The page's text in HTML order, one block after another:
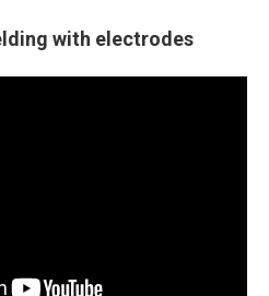
with electrodes